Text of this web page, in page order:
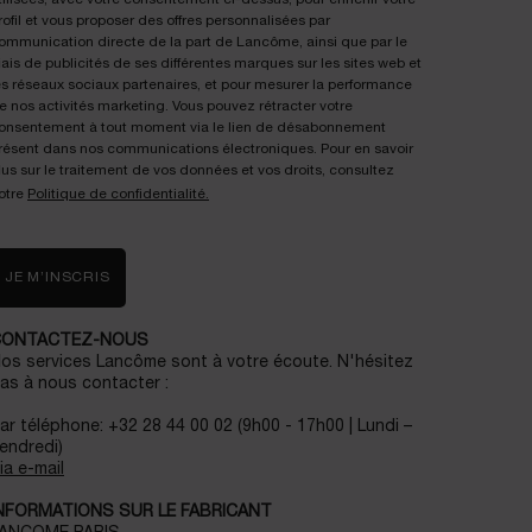
et vous proposer des offres personnalisées par
directe de la part de Lancôme, ainsi que par le
de publicités de ses différentes marques sur les sites web et
réseaux sociaux partenaires, et pour mesurer la performance
nos activités marketing. Vous pouvez rétracter votre
à tout moment via le lien de désabonnement
dans nos communications électroniques. Pour en savoir
sur le traitement de vos données et vos droits, consultez
Politique de confidentialité.
JE M’INSCRIS
NOUS
services Lancôme sont à votre écoute. N'hésitez
à nous contacter :
téléphone: +32 28 44 00 02 (9h00 - 17h00 | Lundi –
e-mail
SUR LE FABRICANT